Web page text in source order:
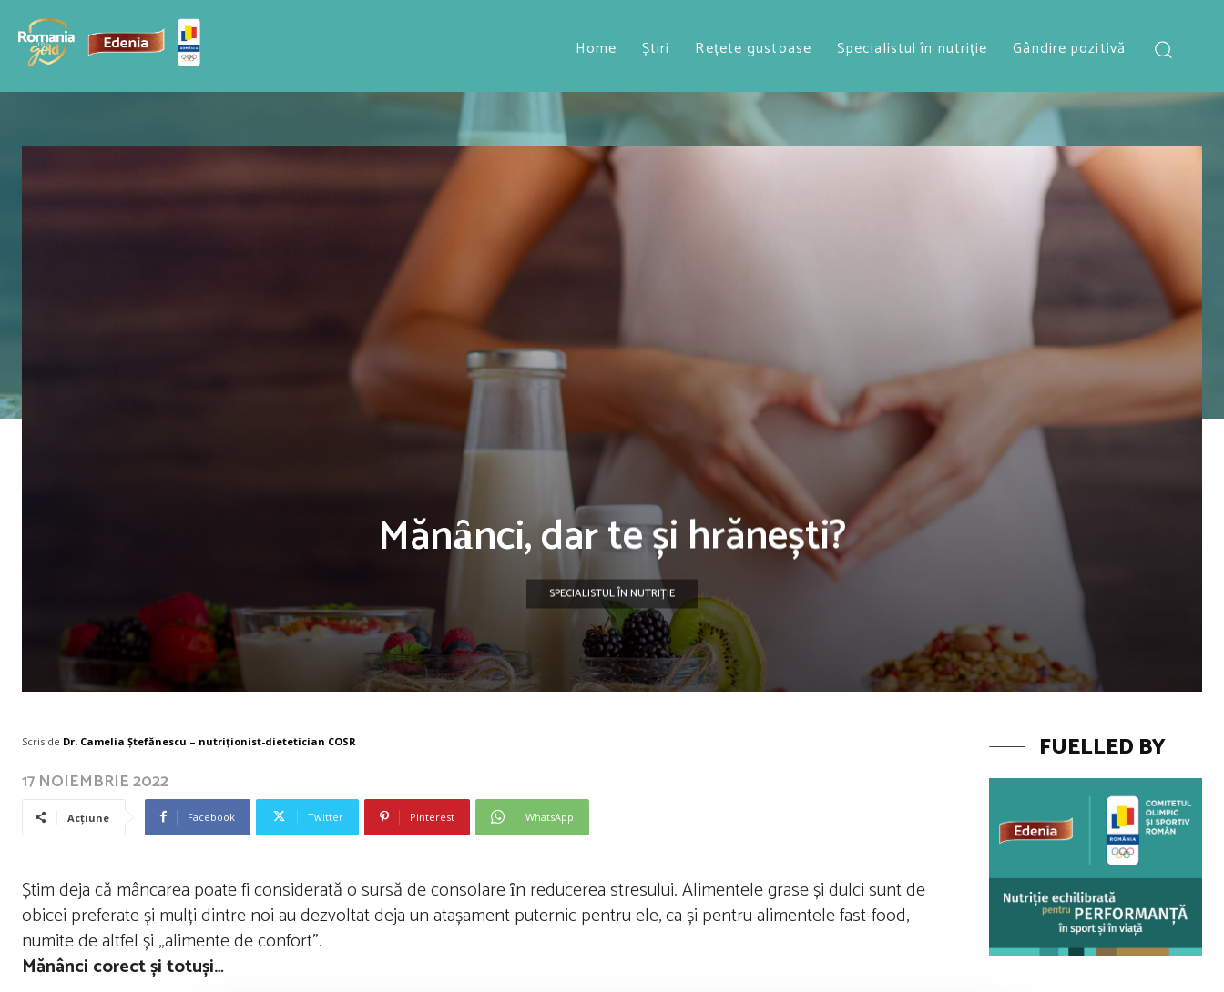
Home Știri Rețete gustoase Specialistul în nutriție Gândire pozitivă
Mănȃnci, dar te și hrănești?
SPECIALISTUL ÎN NUTRIȚIE
Scris de Dr. Camelia Ștefănescu – nutriţionist-dietetician COSR
17 NOIEMBRIE 2022
Acțiune Facebook Twitter Pinterest WhatsApp
Știm deja că mâncarea poate fi considerată o sursă de consolare ȋn reducerea stresului. Alimentele grase și dulci sunt de
obicei preferate și mulți dintre noi au dezvoltat deja un atașament puternic pentru ele, ca și pentru alimentele fast-food,
numite de altfel și „alimente de confort”.
Mănânci corect și totuși…
FUELLED BY